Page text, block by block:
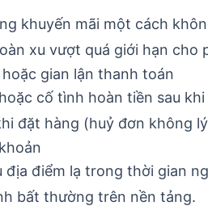
khuyến mãi một cách
xu vượt quá giới hạn cho
gian lận thanh toán
cố tình hoàn tiền sau
đặt hàng (huỷ đơn không
điểm lạ trong thời gian
bất thường trên nền tảng.